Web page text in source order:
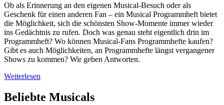
Ob als Erinnerung an den eigenen Musical-Besuch oder als
Geschenk für einen anderen Fan – ein Musical Programmheft bietet
die Möglichkeit, sich die schönsten Show-Momente immer wieder
ins Gedächtnis zu rufen. Doch was genau steht eigentlich drin im
Programmheft? Wo können Musical-Fans Programmhefte kaufen?
Gibt es auch Möglichkeiten, an Programmhefte längst vergangener
Shows zu kommen? Wir geben Antworten.
Weiterlesen
Beliebte Musicals